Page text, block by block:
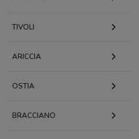
TIVOLI
ARICCIA
OSTIA
BRACCIANO